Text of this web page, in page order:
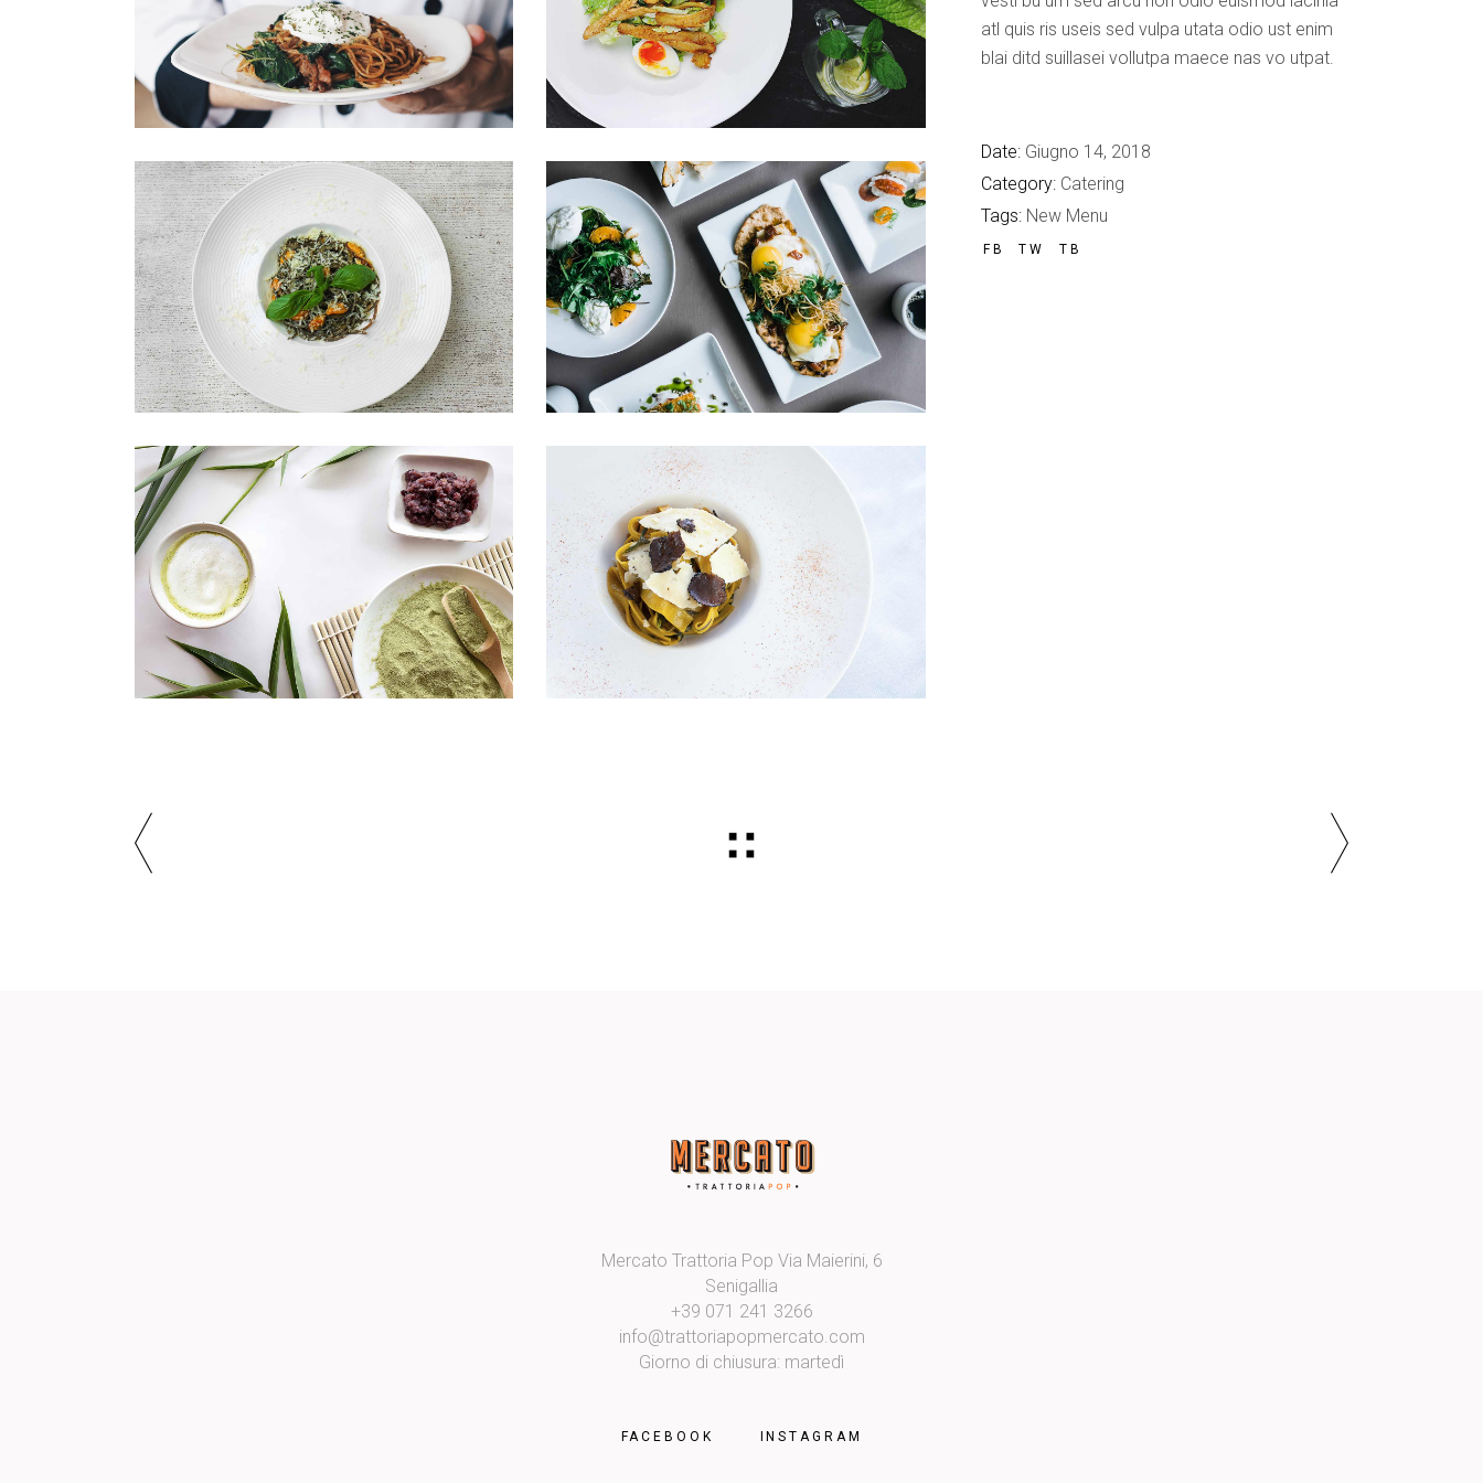
atl quis ris useis sed vulpa utata odio ust enim
blai ditd suillasei vollutpa maece nas vo utpat.
Date: Giugno 14, 2018
Category: Catering
Tags: New Menu
FB TW TB
Mercato Trattoria Pop Via Maierini, 6
Senigallia
+39 071 241 3266
info@trattoriapopmercato.com
Giorno di chiusura: martedì
FACEBOOK INSTAGRAM